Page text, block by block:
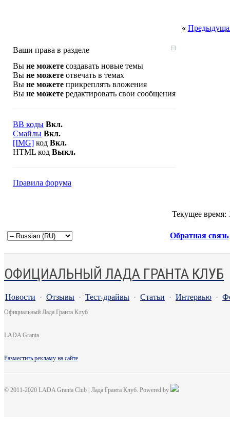
«
Ваши права в разделе
Вы не можете создавать новые темы
Вы не можете отвечать в темах
Вы не можете прикреплять вложения
Вы не можете редактировать свои сообщения
BB коды Вкл.
Смайлы Вкл.
[IMG] код Вкл.
HTML код Выкл.
Правила форума
Текущее время:
Обратная связь
ОФИЦИАЛЬНЫЙ ЛАДА ГРАНТА КЛУБ
Новости · Отзывы · Тест-драйвы · Статьи · Интервью ·
Официальный Лада Гранта Клуб
LADA Granta
Разместить рекламу на сайте
© 2011-2020 LADA Granta Club | Лада Гранта Клуб. Powered by